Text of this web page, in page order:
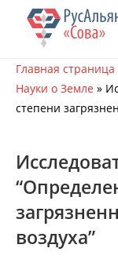
Перейти
содержимому
Главная страница
Науки о Земле »
степени
воздуха”